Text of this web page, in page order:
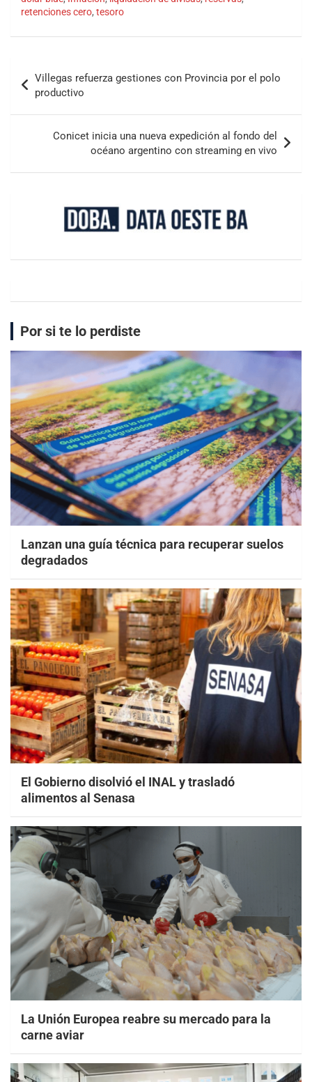
retenciones cero, tesoro
Villegas refuerza gestiones con Provincia por el polo
productivo
Conicet inicia una nueva expedición al fondo del
océano argentino con streaming en vivo
Por si te lo perdiste
Lanzan una guía técnica para recuperar suelos
degradados
El Gobierno disolvió el INAL y trasladó
alimentos al Senasa
La Unión Europea reabre su mercado para la
carne aviar